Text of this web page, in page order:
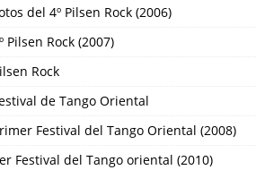
del 4º Pilsen Rock (2006)
Pilsen Rock (2007)
Rock
de Tango Oriental
Festival del Tango Oriental (2008)
Festival del Tango oriental (2010)